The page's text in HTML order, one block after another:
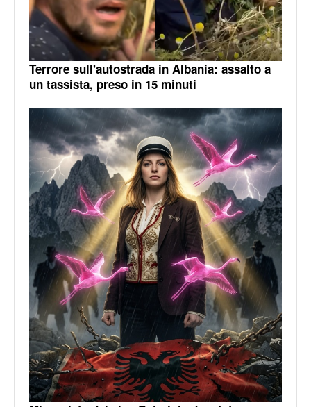
Terrore sull'autostrada in Albania: assalto a
un tassista, preso in 15 minuti